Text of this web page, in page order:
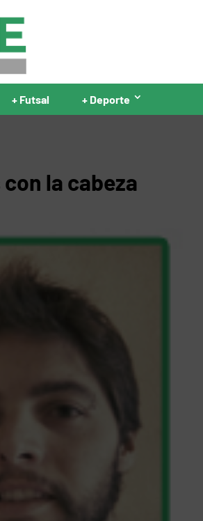
+ Futsal + Deporte
la cabeza